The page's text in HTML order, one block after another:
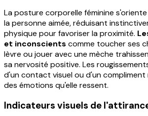
La posture corporelle féminine
la personne aimée, réduisant
physique pour favoriser la proximité.
et inconscients comme toucher ses
lèvre ou jouer avec une mèche
sa nervosité positive. Les
d'un contact visuel ou d'un
des émotions qu'elle ressent.
Indicateurs visuels de